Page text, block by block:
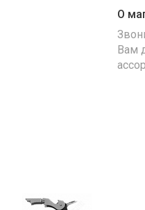
О
Вам